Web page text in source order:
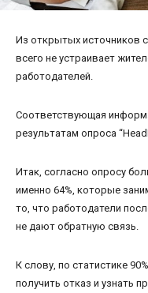
Из открытых источников
всего не устраивает
работодателей.
Соответствующая
результатам опроса
Итак, согласно опросу
именно 64%, которые
то, что работодатели
не дают обратную связь.
К слову, по статистике
получить отказ и узнать